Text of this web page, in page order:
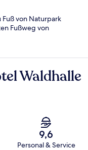
Fuß von Naturpark
Fußweg von
Waldhalle
9,6
Personal & Service